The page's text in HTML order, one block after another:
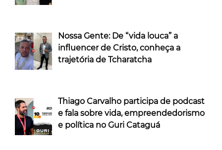
Nossa Gente: De “vida louca” a
influencer de Cristo, conheça a
trajetória de Tcharatcha
Thiago Carvalho participa de podcast
e fala sobre vida, empreendedorismo
e política no Guri Cataguá